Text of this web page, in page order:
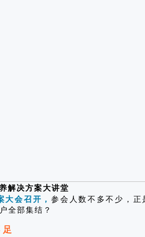
解决方案大讲堂
大会召开，参会人数不多不少，正
全部集结？